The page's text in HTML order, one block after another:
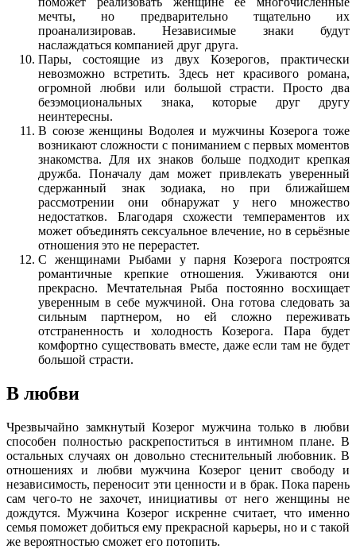
мечты, но предварительно тщательно их
проанализировав. Независимые знаки будут
наслаждаться компанией друг друга.
Пары, состоящие из двух Козерогов, практически
невозможно встретить. Здесь нет красивого романа,
огромной любви или большой страсти. Просто два
безэмоциональных знака, которые друг другу
неинтересны.
В союзе женщины Водолея и мужчины Козерога тоже
возникают сложности с пониманием с первых моментов
знакомства. Для их знаков больше подходит крепкая
дружба. Поначалу дам может привлекать уверенный
сдержанный знак зодиака, но при ближайшем
рассмотрении они обнаружат у него множество
недостатков. Благодаря схожести темпераментов их
может объединять сексуальное влечение, но в серьёзные
отношения это не перерастет.
С женщинами Рыбами у парня Козерога построятся
романтичные крепкие отношения. Уживаются они
прекрасно. Мечтательная Рыба постоянно восхищает
уверенным в себе мужчиной. Она готова следовать за
сильным партнером, но ей сложно переживать
отстраненность и холодность Козерога. Пара будет
комфортно существовать вместе, даже если там не будет
большой страсти.
В любви
Чрезвычайно замкнутый Козерог мужчина только в любви
способен полностью раскрепоститься в интимном плане. В
остальных случаях он довольно стеснительный любовник. В
отношениях и любви мужчина Козерог ценит свободу и
независимость, переносит эти ценности и в брак. Пока парень
сам чего-то не захочет, инициативы от него женщины не
дождутся. Мужчина Козерог искренне считает, что именно
семья поможет добиться ему прекрасной карьеры, но и с такой
же вероятностью сможет его потопить.